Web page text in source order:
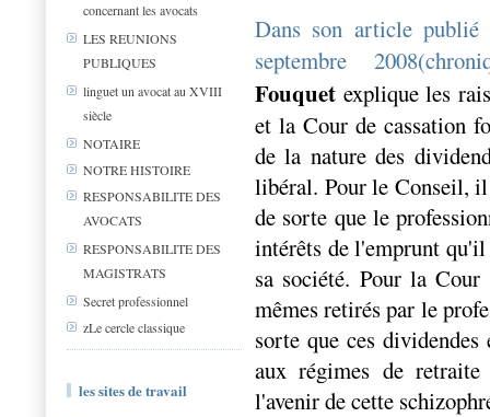
concernant les avocats
LES REUNIONS
PUBLIQUES
linguet un avocat au XVIII
siècle
NOTAIRE
NOTRE HISTOIRE
RESPONSABILITE DES
AVOCATS
RESPONSABILITE DES
MAGISTRATS
Secret professionnel
zLe cercle classique
les sites de travail
Dans son article publié
septembre
Fouquet explique les
et la Cour de cassation
de la nature des
libéral. Pour le Conseil,
de sorte que le
intérêts de l'emprunt
sa société. Pour la
mêmes retirés par le
sorte que ces
aux régimes de
l'avenir de cette